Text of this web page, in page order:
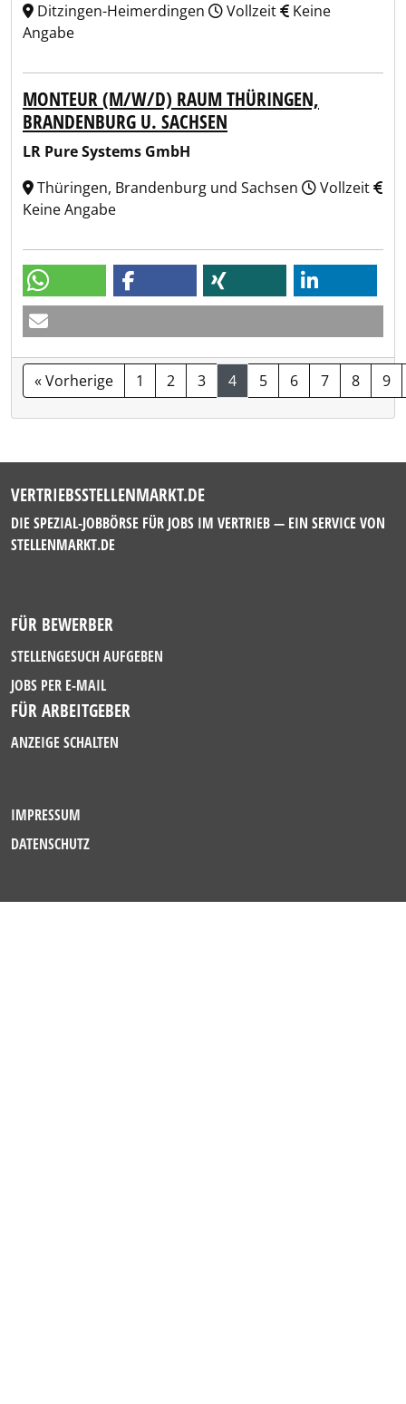
Ditzingen-Heimerdingen Vollzeit
Keine
Angabe
MONTEUR (M/W/D) RAUM THÜRINGEN,
BRANDENBURG U. SACHSEN
LR Pure Systems GmbH
Thüringen, Brandenburg und Sachsen
Vollzeit
Keine Angabe
« Vorherige 1 2 3 4 5 6 7 8 9
VERTRIEBSSTELLENMARKT.DE
DIE SPEZIAL-JOBBÖRSE FÜR JOBS IM VERTRIEB — EIN SERVICE VON
STELLENMARKT.DE
FÜR BEWERBER
STELLENGESUCH AUFGEBEN
JOBS PER E-MAIL
FÜR ARBEITGEBER
ANZEIGE SCHALTEN
IMPRESSUM
DATENSCHUTZ